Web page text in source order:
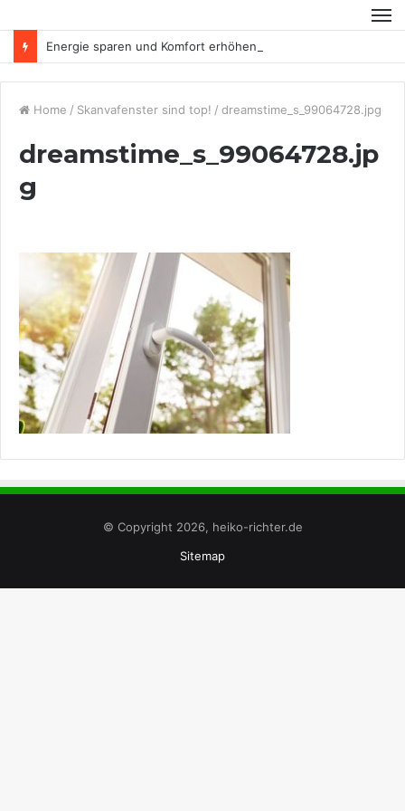
Energie sparen und Komfort erhöhen
Home / Skanvafenster sind top! / dreamstime_s_99064728.jpg
dreamstime_s_99064728.jp
g
© Copyright 2026, heiko-richter.de
Sitemap